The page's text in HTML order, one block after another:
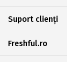
Suport clienți
Freshful.ro